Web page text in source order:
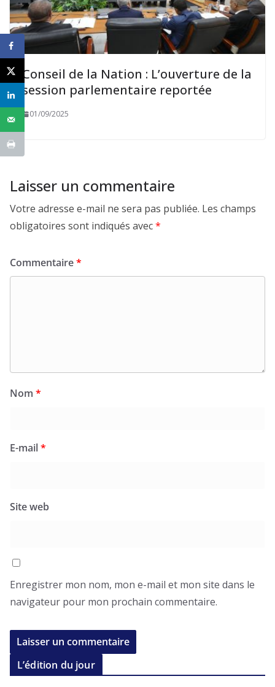
Conseil de la Nation : L’ouverture de la
session parlementaire reportée
01/09/2025
Laisser un commentaire
Votre adresse e-mail ne sera pas publiée. Les champs
obligatoires sont indiqués avec*
Commentaire*
Nom *
E-mail*
Site web
Enregistrer mon nom, mon e-mail et mon site dans le
navigateur pour mon prochain commentaire.
L’édition du jour